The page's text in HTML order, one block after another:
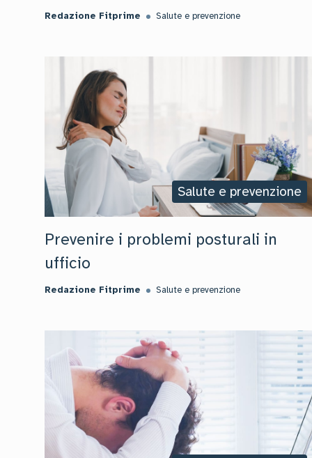
Redazione Fitprime Salute e prevenzione
Salute e prevenzione
Prevenire i problemi posturali in
ufficio
Redazione Fitprime Salute e prevenzione